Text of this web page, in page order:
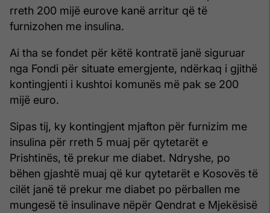
rreth 200 mijë eurove kanë arritur që të
furnizohen me insulina.
Ai tha se fondet për këtë kontratë janë siguruar
nga Fondi për situate emergjente, ndërkaq i gjithë
kontingjenti i kushtoi komunës më pak se 200
mijë euro.
Sipas tij, ky kontingjent mjafton për furnizim me
insulina për rreth 5 muaj për qytetarët e
Prishtinës, të prekur me diabet. Ndryshe, po
bëhen gjashtë muaj që kur qytetarët e Kosovës të
cilët janë të prekur me diabet po përballen me
mungesë të insulinave nëpër Qendrat e Mjekësisë